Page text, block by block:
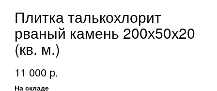
Плитка талькохлорит
рваный камень 200х50х20
(кв. м.)
11 000 р.
На складе